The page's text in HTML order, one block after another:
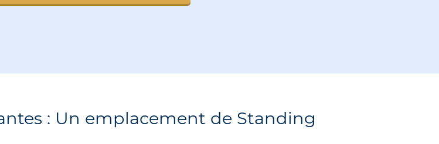
: Un emplacement de Standing